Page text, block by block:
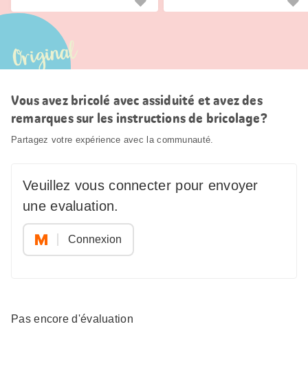
Original
Vous avez bricolé avec assiduité et avez des
remarques sur les instructions de bricolage?
Partagez votre expérience avec la communauté.
Veuillez vous connecter pour envoyer
une evaluation.
Connexion
Pas encore d'évaluation